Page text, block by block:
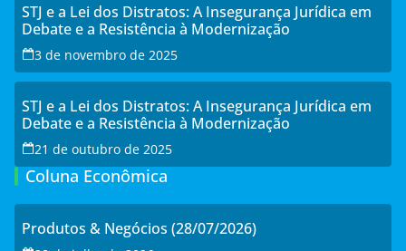
STJ e a Lei dos Distratos: A Insegurança Jurídica em
Debate e a Resistência à Modernização
3 de novembro de 2025
STJ e a Lei dos Distratos: A Insegurança Jurídica em
Debate e a Resistência à Modernização
21 de outubro de 2025
Coluna Econômica
Produtos & Negócios (28/07/2026)